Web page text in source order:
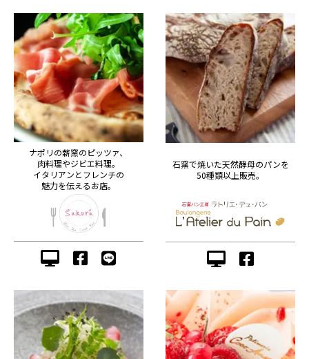
ナポリの薪窯のピッツァ、
肉料理やジビエ料理。
イタリアンとフレンチの
魅力を伝えるお店。
石窯で焼いた天然酵母のパンを
50種類以上販売。